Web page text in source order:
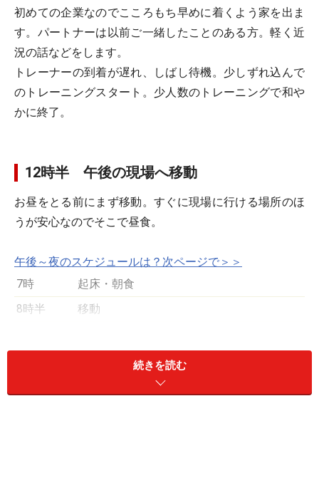
初めての企業なのでこころもち早めに着くよう家を出ま
す。パートナーは以前ご一緒したことのある方。軽く近
況の話などをします。
トレーナーの到着が遅れ、しばし待機。少しずれ込んで
のトレーニングスタート。少人数のトレーニングで和や
かに終了。
12時半 午後の現場へ移動
お昼をとる前にまず移動。すぐに現場に行ける場所のほ
うが安心なのでそこで昼食。
午後～夜のスケジュールは？次ページで＞＞
7時
起床・朝食
8時半
移動
半
続きを読む